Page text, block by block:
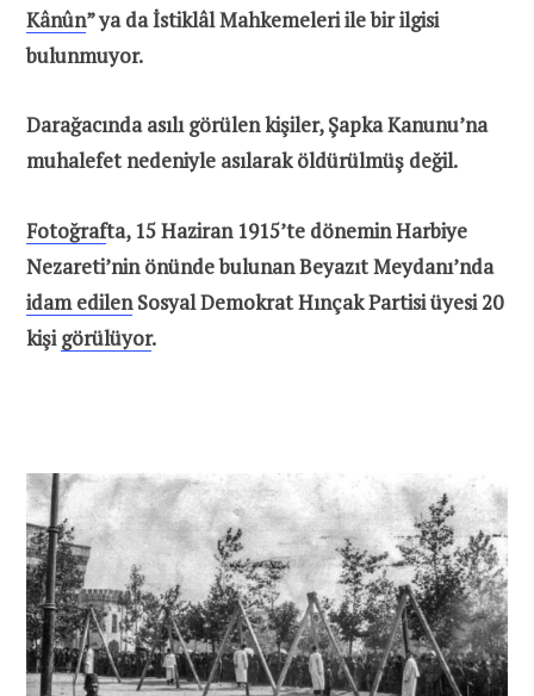
Kânûn” ya da İstiklâl Mahkemeleri ile bir ilgisi
bulunmuyor.
Darağacında asılı görülen kişiler, Şapka Kanunu’na
muhalefet nedeniyle asılarak öldürülmüş değil.
Fotoğrafta, 15 Haziran 1915’te dönemin Har­biye
Nezareti’nin önünde bulunan Beyazıt Meydanı’nda
idam edilenSosyal Demokrat Hınçak Partisi üyesi 20
kişi görülüyor.